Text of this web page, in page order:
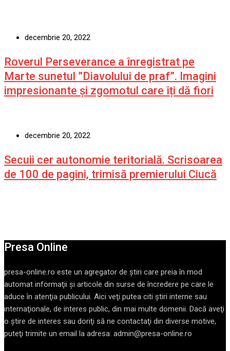
decembrie 20, 2022
Roverul Perseverance a înregistrat pe
Marte sunetul ”Diavolului de praf”. Imagini
impresionante și zgomotul care îți dă fiori
decembrie 20, 2022
Secuii cer autonomie teritorială. Scrisoarea
de 100 de pagini, trimisă premierului Ciucă
Presa Online
presa-online.ro este un agregator de ştiri care preia în mod
automat informaţii şi articole din surse de încredere pe care le
aduce în atenţia publicului. Aici veţi putea citi ştiri interne sau
internaţionale, de interes public, din mai multe domenii. Dacă aveţi
o ştire de interes sau doriţi să ne contactaţi din diverse motive,
puteţi trimite un email la adresa: admin@presa-online.ro